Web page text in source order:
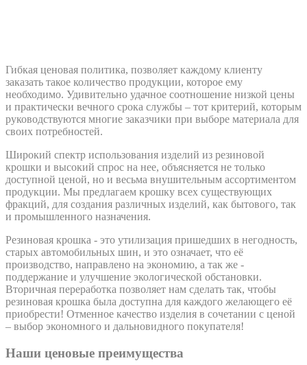
Гибкая ценовая политика, позволяет каждому клиенту
заказать такое количество продукции, которое ему
необходимо. Удивительно удачное соотношение низкой цены
и практически вечного срока службы – тот критерий, которым
руководствуются многие заказчики при выборе материала для
своих потребностей.
Широкий спектр использования изделий из резиновой
крошки и высокий спрос на нее, объясняется не только
доступной ценой, но и весьма внушительным ассортиментом
продукции. Мы предлагаем крошку всех существующих
фракций, для создания различных изделий, как бытового, так
и промышленного назначения.
Резиновая крошка - это утилизация пришедших в негодность,
старых автомобильных шин, и это означает, что её
производство, направлено на экономию, а так же -
поддержание и улучшение экологической обстановки.
Вторичная переработка позволяет нам сделать так, чтобы
резиновая крошка была доступна для каждого желающего её
приобрести! Отменное качество изделия в сочетании с ценой
– выбор экономного и дальновидного покупателя!
Наши ценовые преимущества